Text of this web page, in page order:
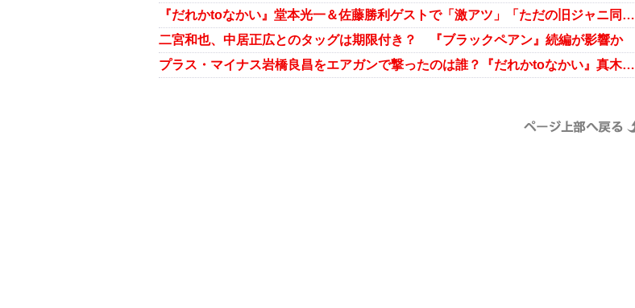
『だれかtoなかい』堂本光一＆佐藤勝利ゲストで「激アツ」「ただの旧ジャニ同窓会」と賛否
二宮和也、中居正広とのタッグは期限付き？ 『ブラックペアン』続編が影響か
プラス・マイナス岩橋良昌をエアガンで撃ったのは誰？『だれかtoなかい』真木よう子回が波紋